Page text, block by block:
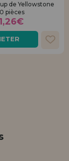
de Yellowstone
pièces